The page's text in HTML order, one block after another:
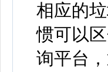
相应的
惯可以
询平台